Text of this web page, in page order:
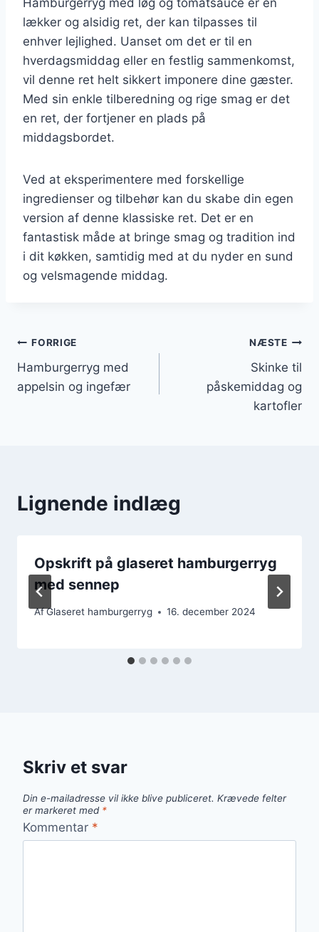
lækker og alsidig ret, der kan tilpasses til
enhver lejlighed. Uanset om det er til en
hverdagsmiddag eller en festlig sammenkomst,
vil denne ret helt sikkert imponere dine gæster.
Med sin enkle tilberedning og rige smag er det
en ret, der fortjener en plads på
middagsbordet.
Ved at eksperimentere med forskellige
ingredienser og tilbehør kan du skabe din egen
version af denne klassiske ret. Det er en
fantastisk måde at bringe smag og tradition ind
i dit køkken, samtidig med at du nyder en sund
og velsmagende middag.
Indlægsnavigation
FORRIGE
Hamburgerryg med
appelsin og ingefær
NÆSTE
Skinke til
påskemiddag og
kartofler
Lignende indlæg
Opskrift på glaseret hamburgerryg
med sennep
AfGlaseret hamburgerryg 16. december 2024
Skriv et svar
Din e-mailadresse vil ikke blive publiceret. Krævede felter
er markeret med *
Kommentar *